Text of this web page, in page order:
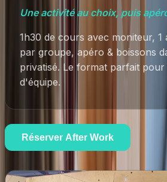
Une activité au choix, puis
1h30 de cours avec moniteur, 1
par groupe, apéro & boissons
privatisé. Le format parfait
d'équipe.
Réserver After Work